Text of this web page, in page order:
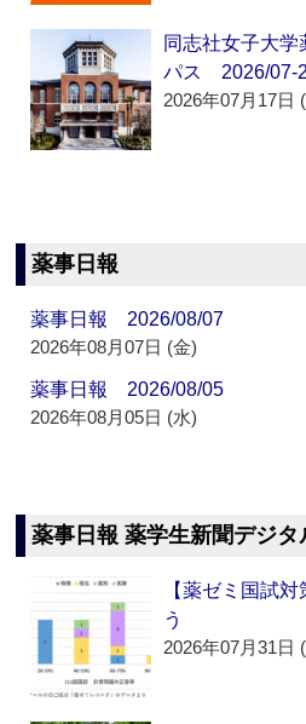
同志社女子大
パス 2026/07-
2026年07月17日
薬事日報
薬事日報 2026/08/07
2026年08月07日 (金)
薬事日報 2026/08/05
2026年08月05日 (水)
薬事日報 薬学生新聞デジタ
【薬ゼミ国試
う
2026年07月31日